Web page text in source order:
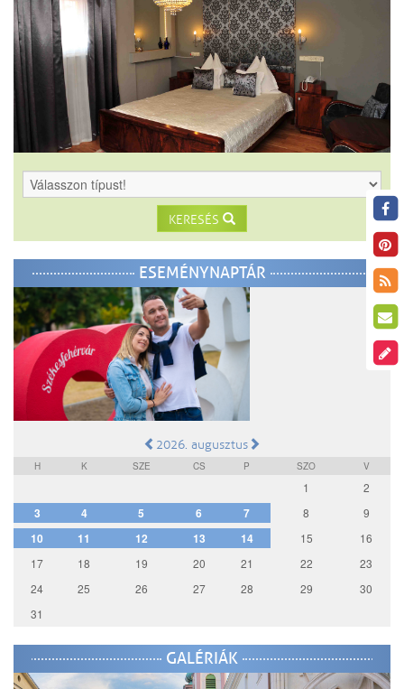
KERESÉS
ESEMÉNYNAPTÁR
2026. augusztus
H K SZE CS P SZO V
1 2
3 4 5 6 7 8 9
10 11 12 13 14 15
16
17
18 19 20 21 22
23
24
25 26 27 28 29
30
31
GALÉRIÁK